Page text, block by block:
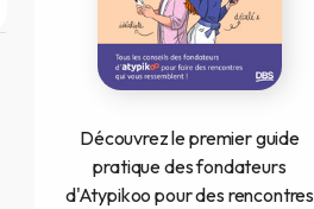
Découvrez le premier guide
pratique des fondateurs
d'Atypikoo pour des rencontres